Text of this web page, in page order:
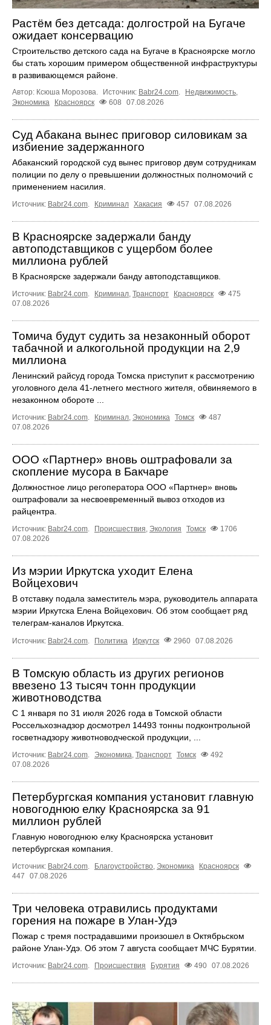
Растём без детсада: долгострой на Бугаче
ожидает консервацию
Строительство детского сада на Бугаче в Красноярске могло
бы стать хорошим примером общественной инфраструктуры
в развивающемся районе.
Автор: Ксюша Морозова. Источник: Babr24.com. Недвижимость,
Экономика
Красноярск 608 07.08.2026
Суд Абакана вынес приговор силовикам за
избиение задержанного
Абаканский городской суд вынес приговор двум сотрудникам
полиции по делу о превышении должностных полномочий с
применением насилия.
Источник: Babr24.com. Криминал Хакасия 457 07.08.2026
В Красноярске задержали банду
автоподставщиков с ущербом более
миллиона рублей
В Красноярске задержали банду автоподставщиков.
Источник: Babr24.com. Криминал, Транспорт Красноярск
475
07.08.2026
Томича будут судить за незаконный оборот
табачной и алкогольной продукции на 2,9
миллиона
Ленинский райсуд города Томска приступит к рассмотрению
уголовного дела 41-летнего местного жителя, обвиняемого в
незаконном обороте ...
Источник: Babr24.com. Криминал, Экономика Томск
487
07.08.2026
ООО «Партнер» вновь оштрафовали за
скопление мусора в Бакчаре
Должностное лицо регоператора ООО «Партнер» вновь
оштрафовали за несвоевременный вывоз отходов из
райцентра.
Источник: Babr24.com. Происшествия, Экология Томск
1706
07.08.2026
Из мэрии Иркутска уходит Елена
Войцехович
В отставку подала заместитель мэра, руководитель аппарата
мэрии Иркутска Елена Войцехович. Об этом сообщает ряд
телеграм‑каналов Иркутска.
Источник: Babr24.com Политика Иркутск 2960 07.08.2026
В Томскую область из других регионов
ввезено 13 тысяч тонн продукции
животноводства
С 1 января по 31 июля 2026 года в Томской области
Россельхознадзор досмотрел 14493 тонны подконтрольной
госветнадзору животноводческой продукции, ...
Источник: Babr24.com Экономика Транспорт Томск
492
07.08.2026
Петербургская компания установит главную
новогоднюю елку Красноярска за 91
миллион рублей
Главную новогоднюю елку Красноярска установит
петербургская компания.
Источник: Babr24.com Благоустройство Экономика
Красноярск
447
07.08.2026
Три человека отравились продуктами
горения на пожаре в Улан-Удэ
Пожар с тремя пострадавшими произошел в Октябрьском
районе Улан-Удэ. Об этом 7 августа сообщает МЧС Бурятии.
Источник: Babr24.com. Происшествия Бурятия 490 07.08.2026